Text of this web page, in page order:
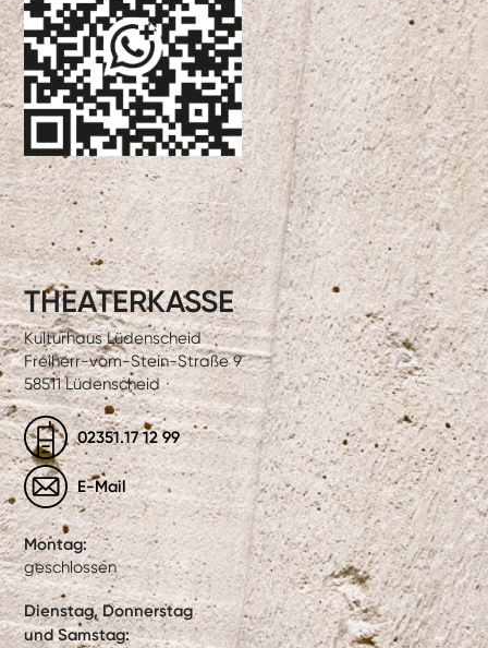
THEATERKASSE
Kulturhaus Lüdenscheid
Freiherr-vom-Stein-Straße 9
58511 Lüdenscheid
02351.17 12 99
E-Mail
Montag:
geschlossen
Dienstag, Donnerstag
und Samstag: